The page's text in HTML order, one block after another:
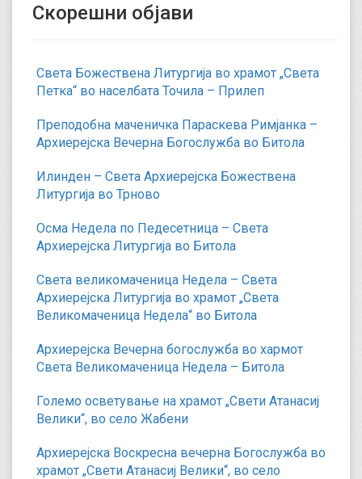
Скорешни објави
Света Божествена Литургија во храмот „Света
Петка“ во населбата Точила – Прилеп
Преподобна маченичка Параскева Римјанка –
Архиерејска Вечерна Богослужба во Битола
Илинден – Света Архиерејска Божествена
Литургија во Трново
Осма Недела по Педесетница – Света
Архиерејска Литургија во Битола
Света великомаченица Недела – Света
Архиерејска Литургија во храмот „Света
Великомаченица Недела“ во Битола
Архиерејска Вечерна богослужба во хармот
Света Великомаченица Недела – Битола
Големо осветување на храмот „Свети Атанасиј
Велики“, во село Жабени
Архиерејска Воскресна вечерна Богослужба во
храмот „Свети Атанасиј Велики“, во село